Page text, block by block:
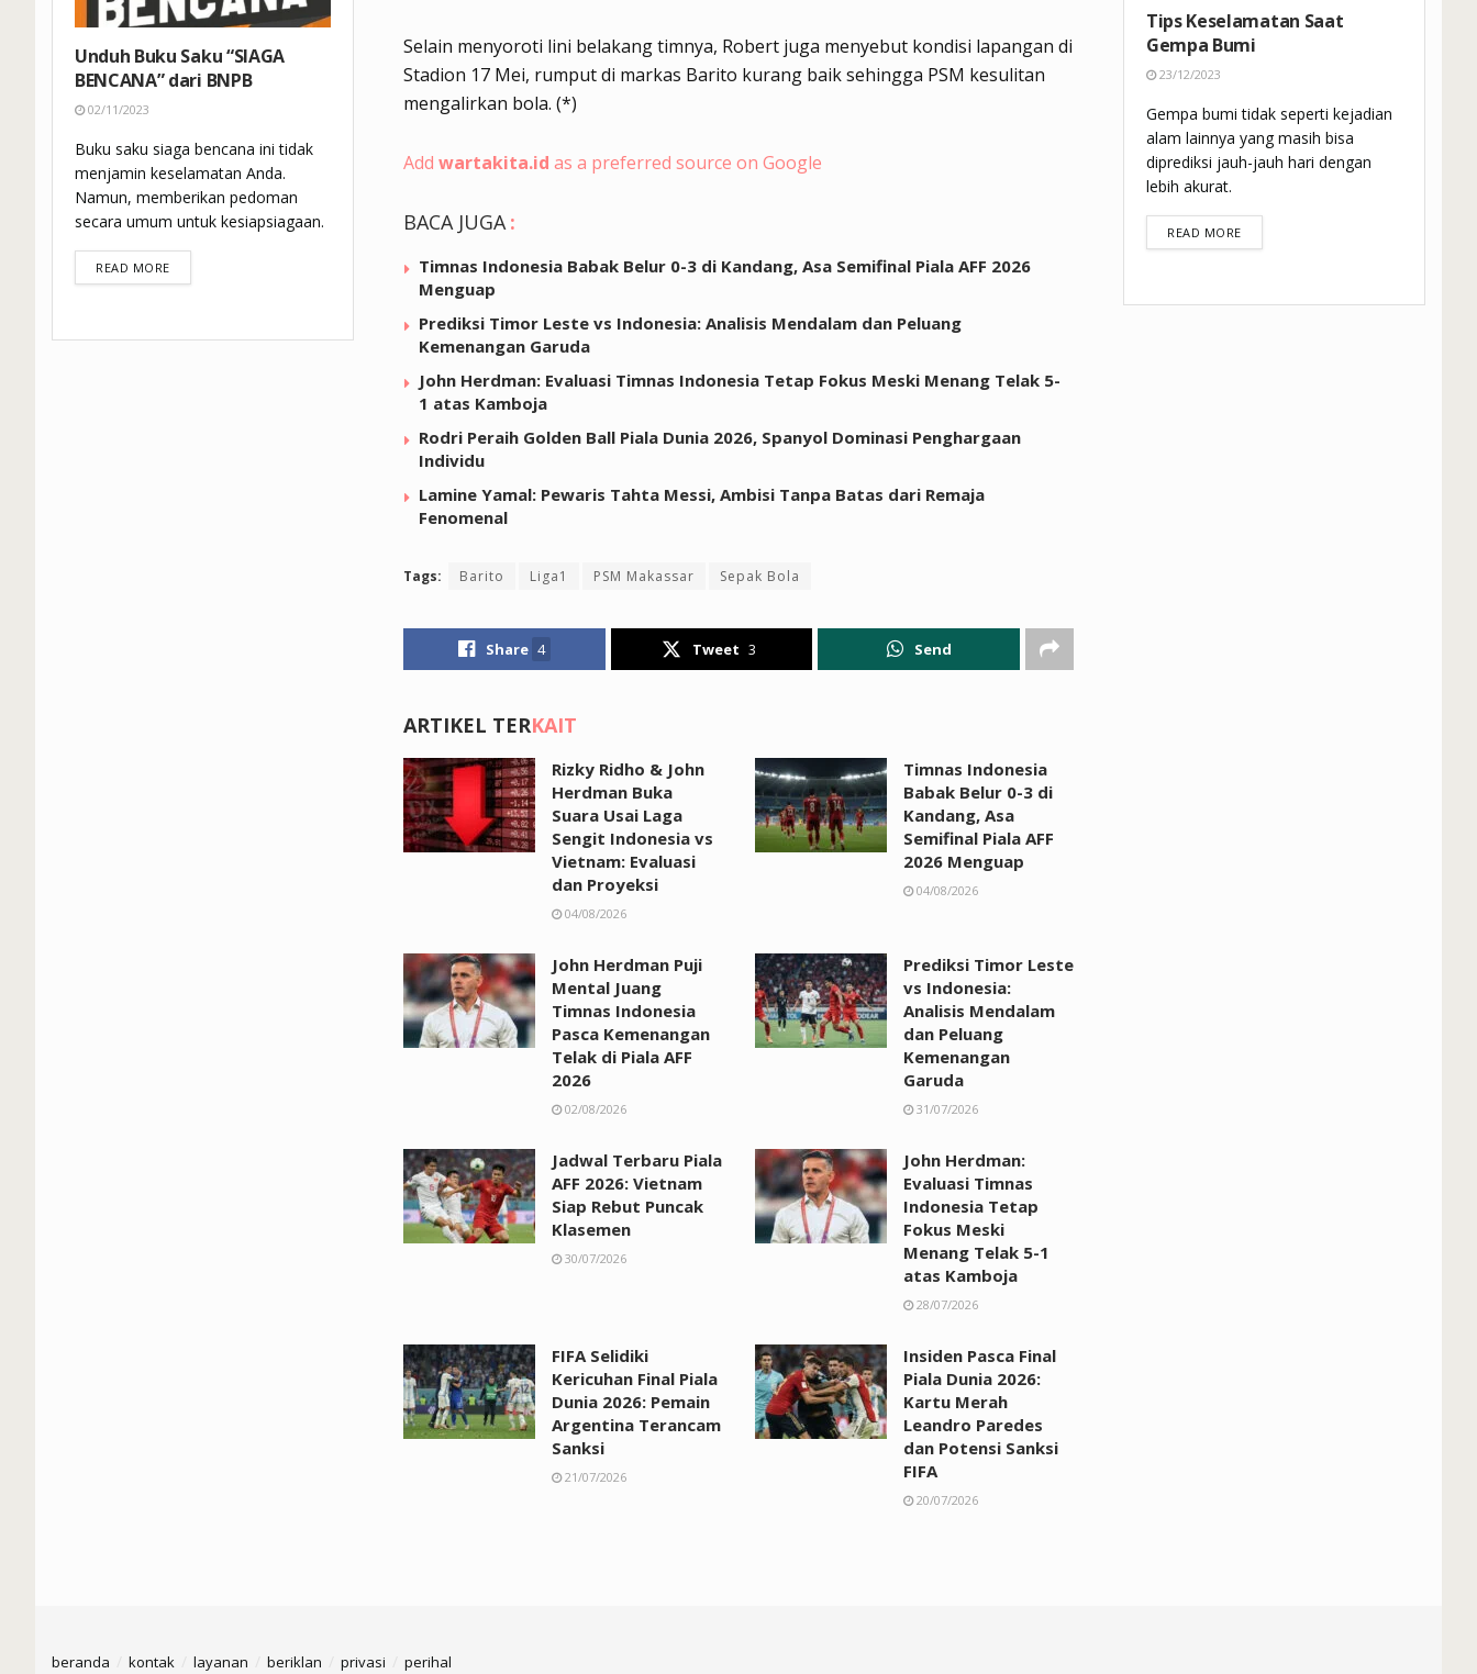
Selain menyoroti lini belakang timnya, Robert juga menyebut kondisi lapangan di
Stadion 17 Mei, rumput di markas Barito kurang baik sehingga PSM kesulitan
mengalirkan bola. (*)
Add wartakita.id as a preferred source on Google
BACA JUGA :
Timnas Indonesia Babak Belur 0-3 di Kandang, Asa Semifinal Piala AFF 2026
Menguap
Prediksi Timor Leste vs Indonesia: Analisis Mendalam dan Peluang
Kemenangan Garuda
John Herdman: Evaluasi Timnas Indonesia Tetap Fokus Meski Menang Telak 5-
1 atas Kamboja
Rodri Peraih Golden Ball Piala Dunia 2026, Spanyol Dominasi Penghargaan
Individu
Lamine Yamal: Pewaris Tahta Messi, Ambisi Tanpa Batas dari Remaja
Fenomenal
Tags: Barito Liga1 PSM Makassar Sepak Bola
Share 4 Tweet 3 Send
ARTIKEL TERKAIT
Rizky Ridho & John
Herdman Buka
Suara Usai Laga
Sengit Indonesia vs
Vietnam: Evaluasi
dan Proyeksi
04/08/2026
Timnas Indonesia
Babak Belur 0-3 di
Kandang, Asa
Semifinal Piala AFF
2026 Menguap
04/08/2026
John Herdman Puji
Mental Juang
Timnas Indonesia
Pasca Kemenangan
Telak di Piala AFF
2026
02/08/2026
Prediksi Timor Leste
vs Indonesia:
Analisis Mendalam
dan Peluang
Kemenangan
Garuda
31/07/2026
Jadwal Terbaru Piala
AFF 2026: Vietnam
Siap Rebut Puncak
Klasemen
30/07/2026
John Herdman:
Evaluasi Timnas
Indonesia Tetap
Fokus Meski
Menang Telak 5-1
atas Kamboja
28/07/2026
FIFA Selidiki
Kericuhan Final Piala
Dunia 2026: Pemain
Argentina Terancam
Sanksi
21/07/2026
Insiden Pasca Final
Piala Dunia 2026:
Kartu Merah
Leandro Paredes
dan Potensi Sanksi
FIFA
20/07/2026
Unduh Buku Saku “SIAGA
BENCANA” dari BNPB
02/11/2023
Buku saku siaga bencana ini tidak
menjamin keselamatan Anda.
Namun, memberikan pedoman
secara umum untuk kesiapsiagaan.
READ MOREDETAILS
Tips Keselamatan Saat
Gempa Bumi
23/12/2023
Gempa bumi tidak seperti kejadian
alam lainnya yang masih bisa
diprediksi jauh-jauh hari dengan
lebih akurat.
READ MOREDETAILS
beranda kontak layanan beriklan privasi perihal